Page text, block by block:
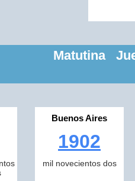
Matutina
Buenos Aires
1902
mil novecientos dos